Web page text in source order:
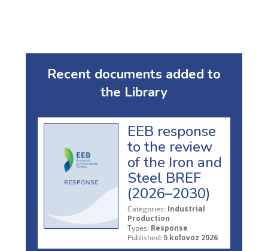
Recent documents added to
the Library
EEB response
to the review
of the Iron and
Steel BREF
(2026–2030)
Categories: Industrial
Production
Types: Response
Published: 5 kolovoz 2026